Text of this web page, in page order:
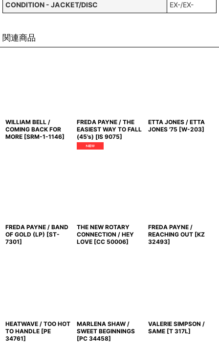
CONDITION - JACKET/DISC
EX-/EX-
関連商品
WILLIAM BELL /
COMING BACK FOR
MORE [SRM-1-1146]
FREDA PAYNE / THE
EASIEST WAY TO FALL
(45's) [IS 9075]
ETTA JONES / ETTA
JONES '75 [W-203]
FREDA PAYNE / BAND
OF GOLD (LP) [ST-
7301]
THE NEW ROTARY
CONNECTION / HEY
LOVE [CC 50006]
FREDA PAYNE /
REACHING OUT [KZ
32493]
HEATWAVE / TOO HOT
TO HANDLE [PE
34761]
MARLENA SHAW /
SWEET BEGINNINGS
[PC 34458]
VALERIE SIMPSON /
SAME [T 317L]